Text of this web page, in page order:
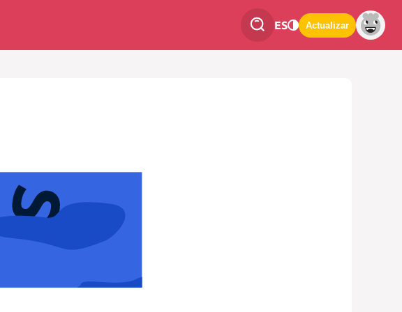
ES Actualizar